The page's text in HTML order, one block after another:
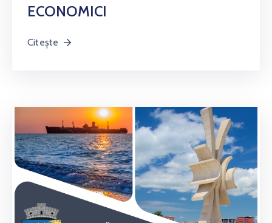
ECONOMICI
Citește